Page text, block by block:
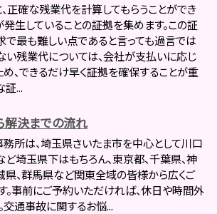
正確な残業代を計算してもらうことができ
発生していることの証拠を集めます。この証
最も難しい点であると言っても過言では
い残業代については、会社が支払いに応じ
、できるだけ早く証拠を確保することが重
証...
解決までの流れ
所は、埼玉県さいたま市を中心として川口
ど埼玉県下はもちろん、東京都、千葉県、神
県、群馬県など関東全域の皆様から広くご
。事前にご予約いただければ、休日や時間外
交通事故に関するお悩...